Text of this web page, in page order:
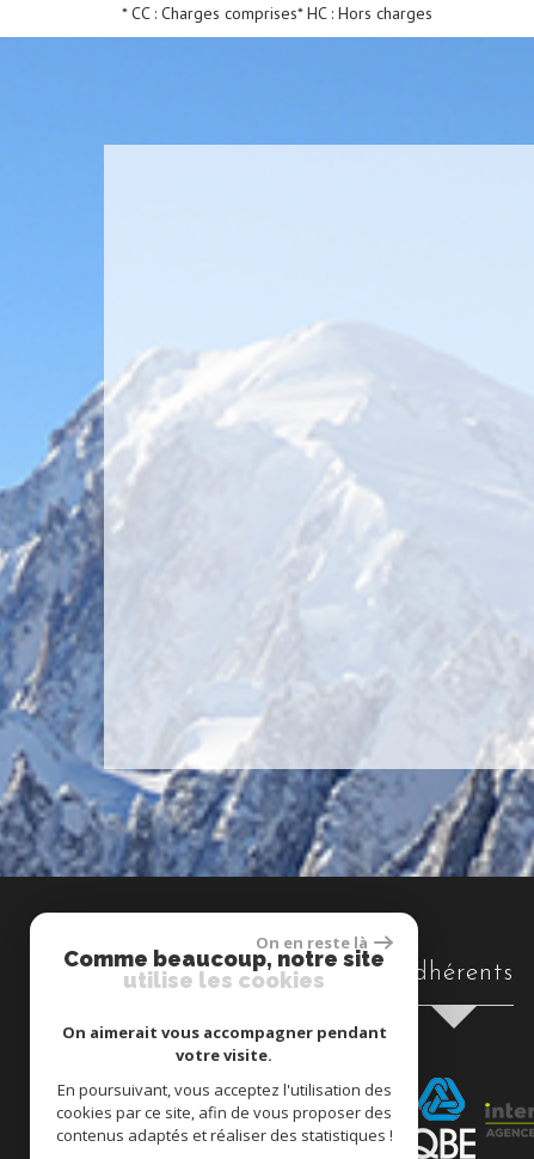
* CC : Charges comprises* HC : Hors charges
Adhérents
On en reste là
Comme beaucoup, notre site
utilise les cookies
On aimerait vous accompagner pendant
votre visite.
En poursuivant, vous acceptez l'utilisation des
cookies par ce site, afin de vous proposer des
contenus adaptés et réaliser des statistiques !